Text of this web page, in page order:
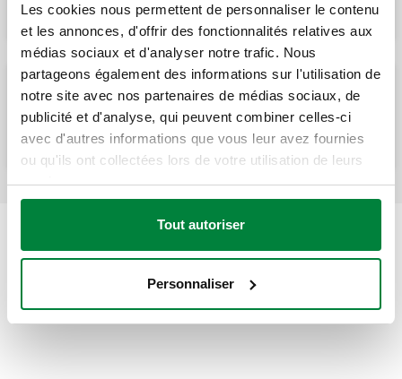
Les cookies nous permettent de personnaliser le contenu
et les annonces, d'offrir des fonctionnalités relatives aux
médias sociaux et d'analyser notre trafic. Nous
partageons également des informations sur l'utilisation de
notre site avec nos partenaires de médias sociaux, de
publicité et d'analyse, qui peuvent combiner celles-ci
avec d'autres informations que vous leur avez fournies
ou qu'ils ont collectées lors de votre utilisation de leurs
services.
Tout autoriser
Personnaliser
Groupe de transfert pour installations
solaires, raccordement départ et retour.